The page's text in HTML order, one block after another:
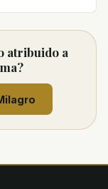
atribuido a